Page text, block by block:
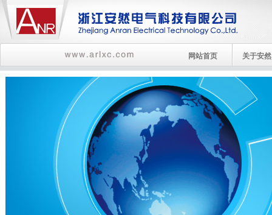
网站首页 关于安然